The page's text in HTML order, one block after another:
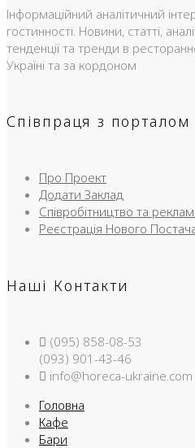
Інформаційний аналітичний
гостинності. Новини, статті,
тенденції та тренди в
Україні та за кордоном
Співпраця з порталом
Про Проект
Додати Заклад
Співробітництво та
Реєстрація Нового
Наші Контакти
(095) 858-08-53
(093) 901-43-46
info@horeca-ukraine.com
Головна
Кафе
Бари